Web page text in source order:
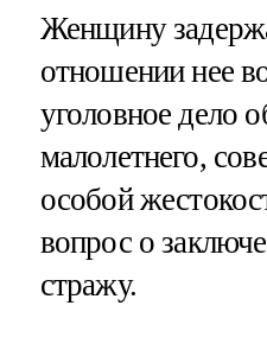
Женщину
отношении нее
уголовное дело
малолетнего,
особой
вопрос о
стражу.